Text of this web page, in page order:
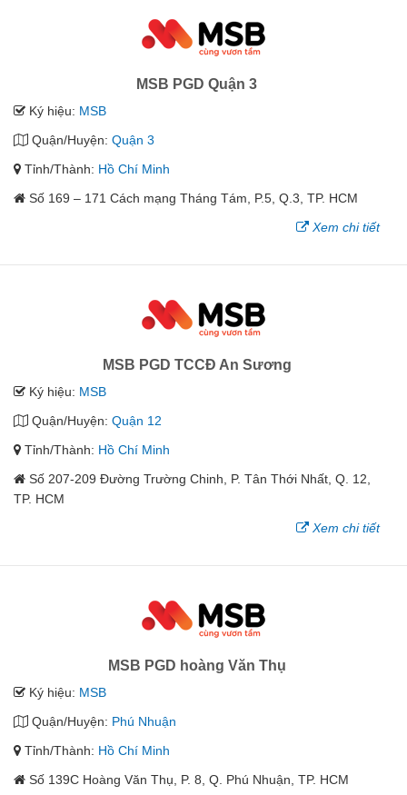
MSB PGD Quận 3
Ký hiệu: MSB
Quận/Huyện: Quận 3
Tỉnh/Thành: Hồ Chí Minh
Số 169 – 171 Cách mạng Tháng Tám, P.5, Q.3, TP. HCM
Xem chi tiết
MSB PGD TCCĐ An Sương
Ký hiệu: MSB
Quận/Huyện: Quận 12
Tỉnh/Thành: Hồ Chí Minh
Số 207-209 Đường Trường Chinh, P. Tân Thới Nhất, Q. 12,
TP. HCM
Xem chi tiết
MSB PGD hoàng Văn Thụ
Ký hiệu: MSB
Quận/Huyện: Phú Nhuận
Tỉnh/Thành: Hồ Chí Minh
Số 139C Hoàng Văn Thụ, P. 8, Q. Phú Nhuận, TP. HCM